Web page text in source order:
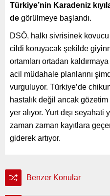
Türkiye’nin Karadeniz k
de görülmeye başlandı.
DSÖ, halkı sivrisinek
cildi koruyacak şekilde
ortamları ortadan
acil müdahale planlarını
vurguluyor. Türkiye’de
hastalık değil ancak
yer alıyor. Yurt dışı
zaman zaman kayıtlara
giderek artıyor.
Benzer Konular